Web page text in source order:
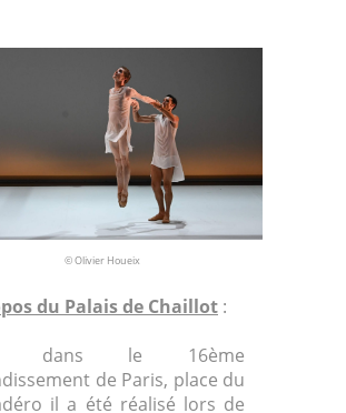
© Olivier Houeix
du Palais de Chaillot :
dans le 16ème
de Paris, place du
il a été réalisé lors de